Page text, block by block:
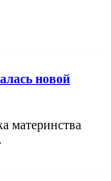
новой
материнства